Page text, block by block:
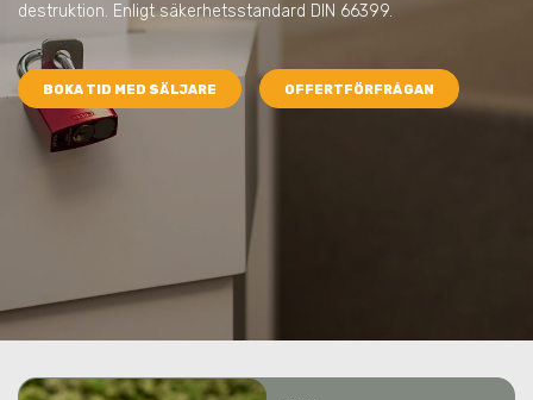
destruktion. Enligt säkerhetsstandard DIN 66399.
BOKA TID MED SÄLJARE OFFERTFÖRFRÅGAN